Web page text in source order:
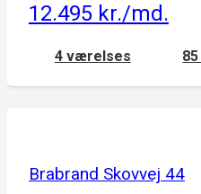
12.495 kr./md.
4 værelses
Brabrand Skovvej 44